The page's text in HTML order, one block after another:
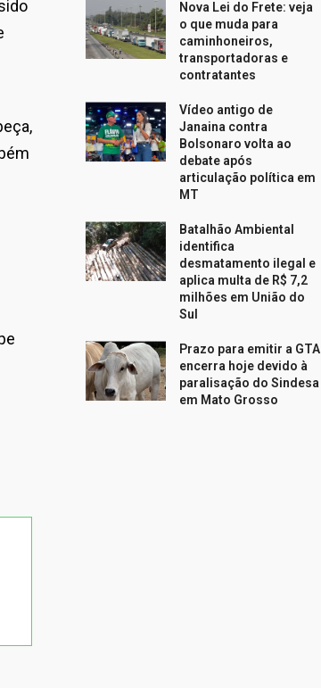
Nova Lei do Frete: veja
o que muda para
caminhoneiros,
transportadoras e
contratantes
Vídeo antigo de
Janaina contra
Bolsonaro volta ao
debate após
articulação política em
MT
Batalhão Ambiental
identifica
desmatamento ilegal e
aplica multa de R$ 7,2
milhões em União do
Sul
Prazo para emitir a GTA
encerra hoje devido à
paralisação do Sindesa
em Mato Grosso